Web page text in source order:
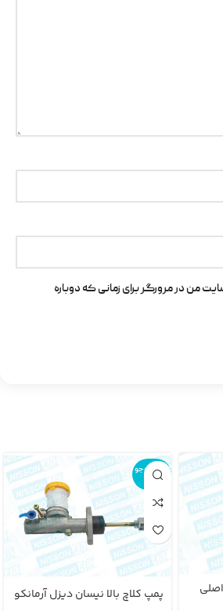
من در مرورگر برای زمانی که دوباره
اتمام موجو
دی
پمپ کلاچ بالا نیسان دیزل آرمانکو